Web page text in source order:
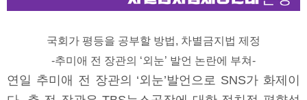
국회가 평등을 공부할 방법, 차별금지법 제정
-추미애 전 장관의 ‘외눈’ 발언 논란에 부쳐-
연일 추미애 전 장관의 ‘외눈’발언으로 SNS가 화제이